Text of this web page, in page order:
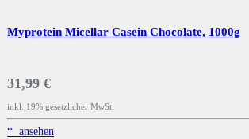
Myprotein Micellar Casein Chocolate, 1000g
31,99 €
inkl. 19% gesetzlicher MwSt.
* ansehen